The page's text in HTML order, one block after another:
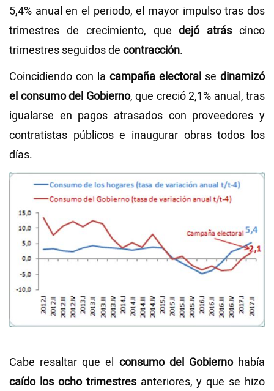
5,4% anual en el periodo, el mayor impulso tras dos
trimestres de crecimiento, quedejó atrás cinco
trimestres seguidos de contracción.
Coincidiendo con la campaña electoral se dinamizó
el consumo del Gobierno, que creció 2,1% anual, tras
igualarse en pagos atrasados con proveedores y
contratistas públicos e inaugurar obras todos los
días.
Cabe resaltar que el consumo del Gobiernohabía
caído los ocho trimestres anteriores, y que se hizo